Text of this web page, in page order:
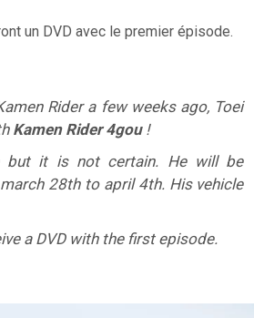
un DVD avec le premier épisode.
Rider a few weeks ago, Toei
Kamen Rider 4gou!
but it is not certain. He will be
28th to april 4th. His vehicle
a DVD with the first episode.